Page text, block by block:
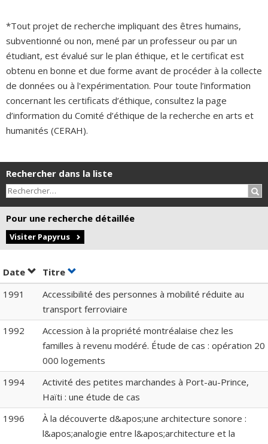
*Tout projet de recherche impliquant des êtres humains,
subventionné ou non, mené par un professeur ou par un
étudiant, est évalué sur le plan éthique, et le certificat est
obtenu en bonne et due forme avant de procéder à la collecte
de données ou à l'expérimentation. Pour toute l’information
concernant les certificats d’éthique, consultez la page
d’information du Comité d’éthique de la recherche en arts et
humanités (CERAH).
Rechercher dans la liste
Pour une recherche détaillée
Visiter Papyrus
Date Trier par date en ordre croissant
Titre Trier par titre en ordre croissant
1991
Accessibilité des personnes à mobilité réduite au
transport ferroviaire
1992
Accession à la propriété montréalaise chez les
familles à revenu modéré. Étude de cas : opération 20
000 logements
1994
Activité des petites marchandes à Port-au-Prince,
Haïti : une étude de cas
1996
À la découverte d&apos;une architecture sonore :
l&apos;analogie entre l&apos;architecture et la